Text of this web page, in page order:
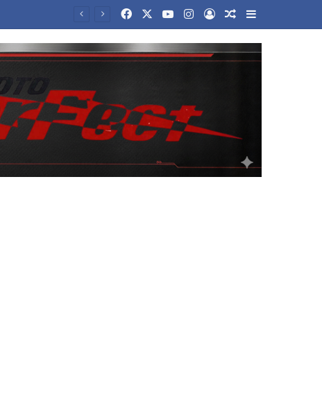
FacebookYouTubeInstagram
Log InRandom Article
Sidebar